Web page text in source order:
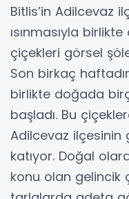
Bitlis’in Adilcevaz
ısınmasıyla
çiçekleri görsel
Son birkaç
birlikte doğada
başladı. Bu
Adilcevaz ilçesinin
katıyor. Doğal
konu olan gelincik